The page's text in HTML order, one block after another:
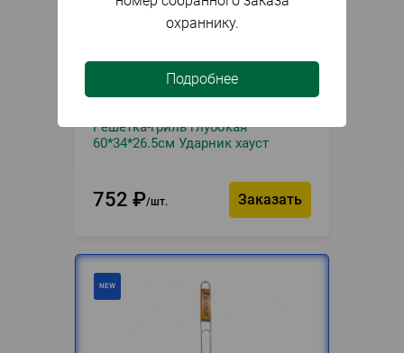
Решетка-гриль глубокая
60*34*26.5см Ударник хауст
752 ₽ шт. Заказать
охраннику.
Подробнее